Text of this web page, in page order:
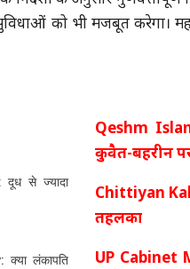
को भी मजबूत करेगा।
से ज्यादा
लंकापति
Qeshm
कुवैत-बहरीन
Chittiyan
तहलका
UP Cabinet